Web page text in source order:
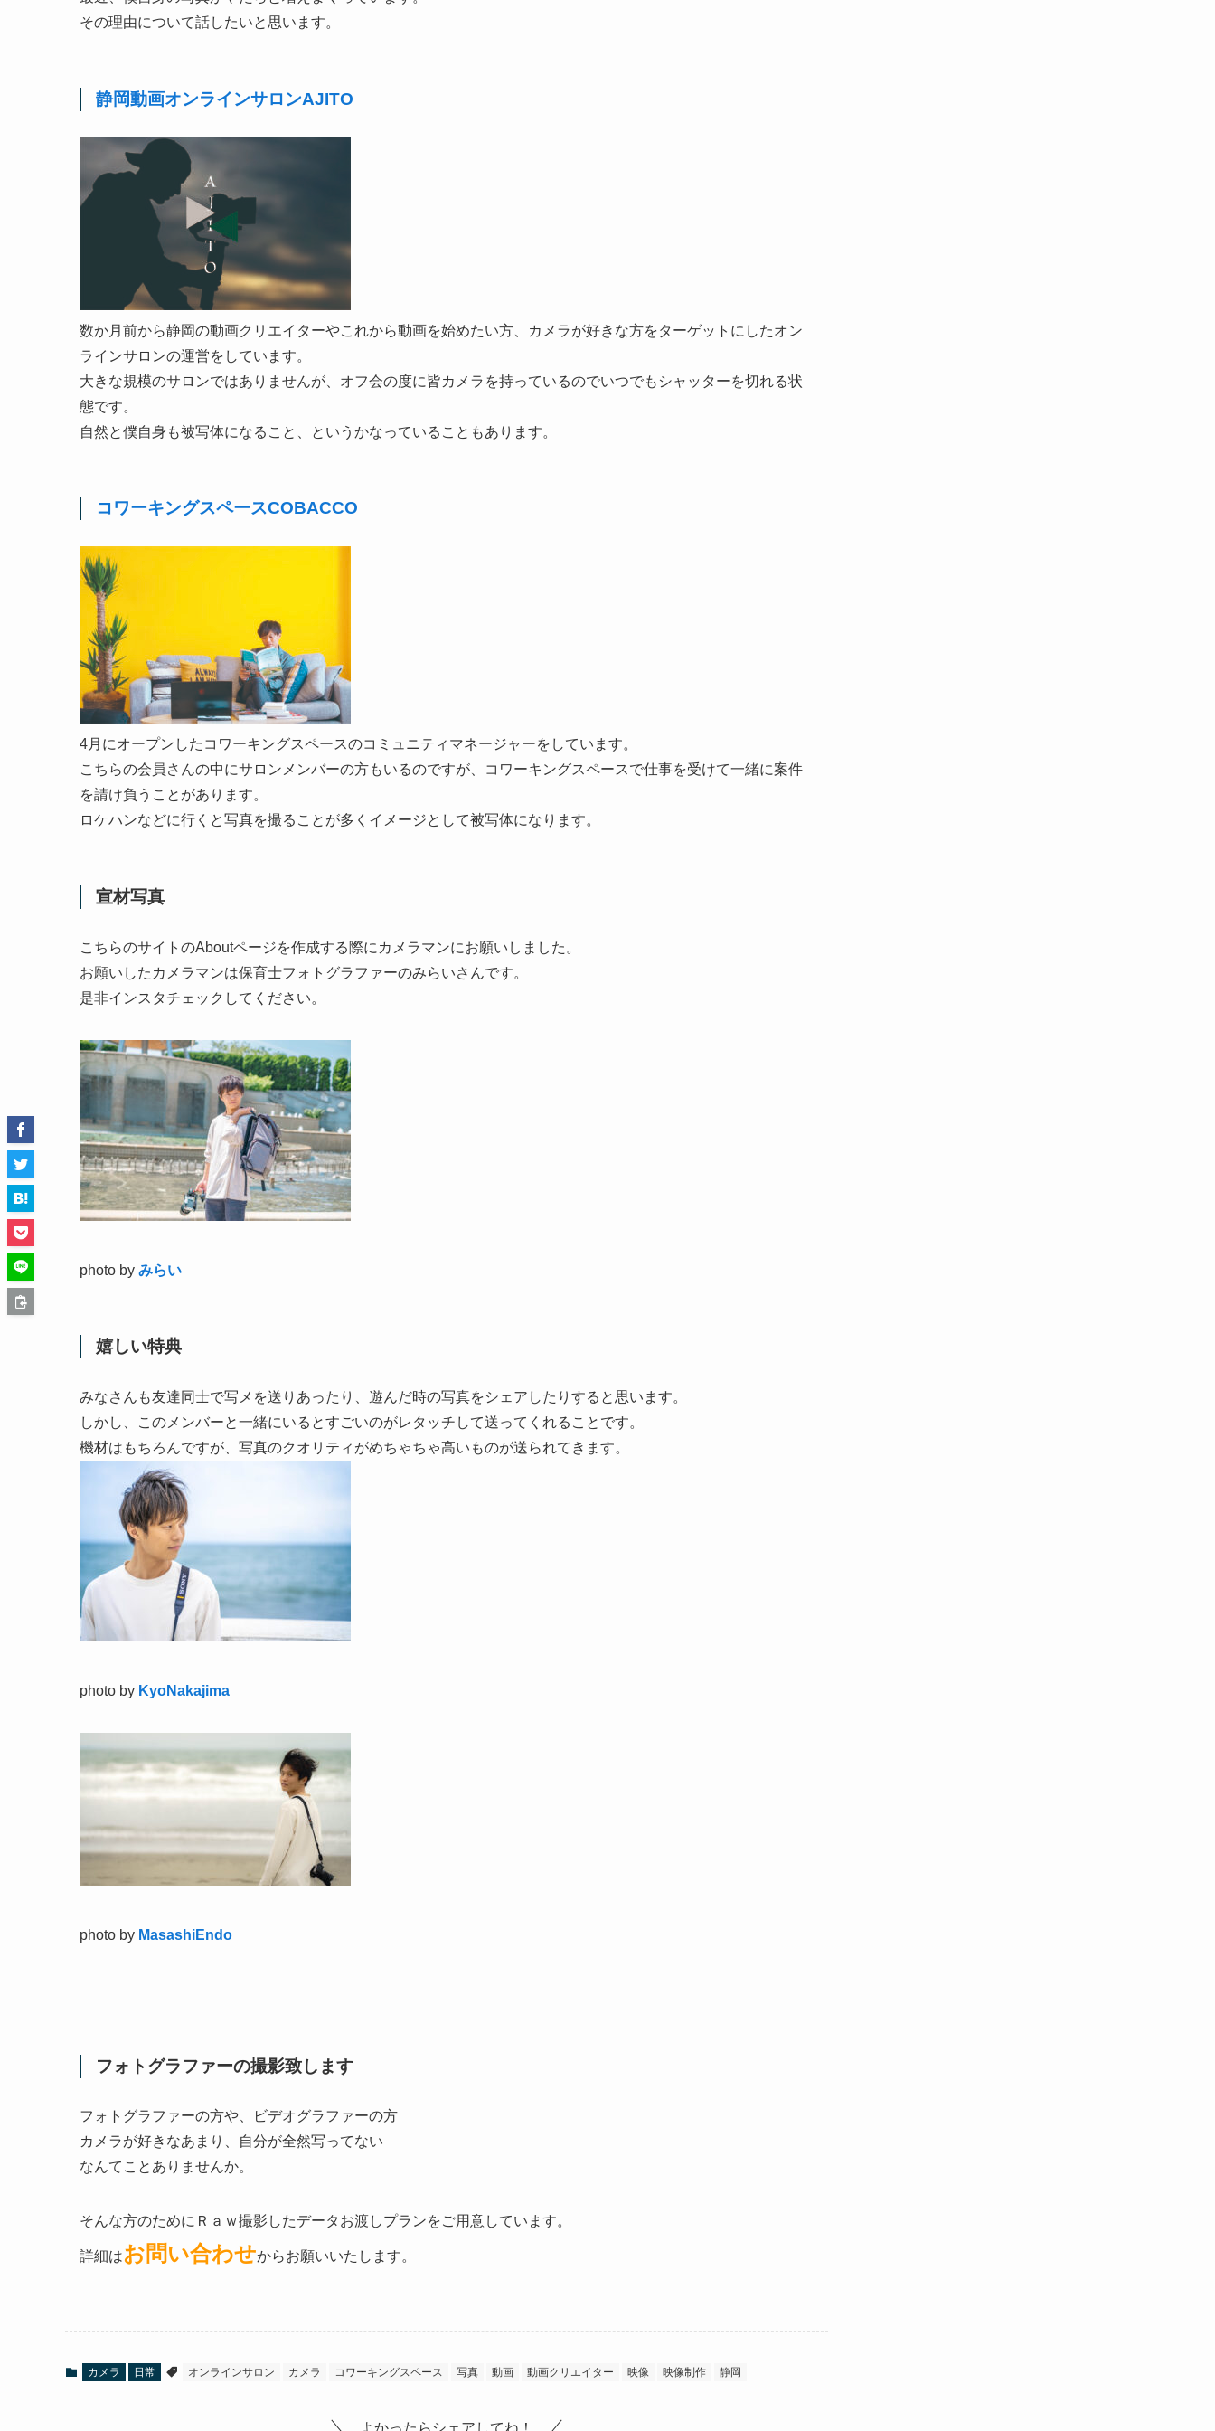
その理由について話したいと思います。
静岡動画オンラインサロンAJITO
数か月前から静岡の動画クリエイターやこれから動画を始めたい方、カメラが好きな方をターゲットにしたオン
ラインサロンの運営をしています。
大きな規模のサロンではありませんが、オフ会の度に皆カメラを持っているのでいつでもシャッターを切れる状
態です。
自然と僕自身も被写体になること、というかなっていることもあります。
コワーキングスペースCOBACCO
4月にオープンしたコワーキングスペースのコミュニティマネージャーをしています。
こちらの会員さんの中にサロンメンバーの方もいるのですが、コワーキングスペースで仕事を受けて一緒に案件
を請け負うことがあります。
ロケハンなどに行くと写真を撮ることが多くイメージとして被写体になります。
宣材写真
こちらのサイトのAboutページを作成する際にカメラマンにお願いしました。
お願いしたカメラマンは保育士フォトグラファーのみらいさんです。
是非インスタチェックしてください。
photo by みらい
嬉しい特典
みなさんも友達同士で写メを送りあったり、遊んだ時の写真をシェアしたりすると思います。
しかし、このメンバーと一緒にいるとすごいのがレタッチして送ってくれることです。
機材はもちろんですが、写真のクオリティがめちゃちゃ高いものが送られてきます。
photo by KyoNakajima
photo by MasashiEndo
フォトグラファーの撮影致します
フォトグラファーの方や、ビデオグラファーの方
カメラが好きなあまり、自分が全然写ってない
なんてことありませんか。
そんな方のためにＲａｗ撮影したデータお渡しプランをご用意しています。
詳細はお問い合わせからお願いいたします。
カメラ 日常 オンラインサロン カメラ コワーキングスペース 写真 動画 動画クリエイター 映像 映像制作 静岡